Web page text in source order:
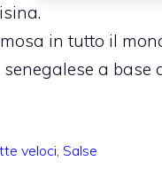
in tutto il
a base
veloci Salse